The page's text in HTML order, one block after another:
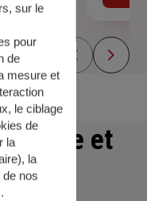
et
sur le
pour
de
mesure et
le ciblage
de
la
), la
nos